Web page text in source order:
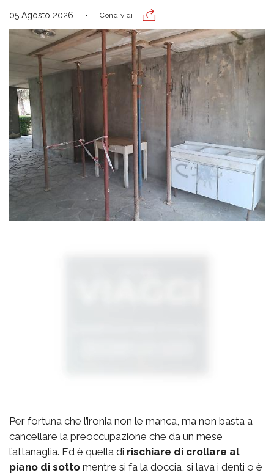
05 Agosto 2026 Condividi
Per fortuna che l’ironia non le manca, ma non basta a
cancellare la preoccupazione che da un mese
l’attanaglia. Ed è quella di rischiare di crollare al
piano di sotto mentre si fa la doccia, si lava i denti o è